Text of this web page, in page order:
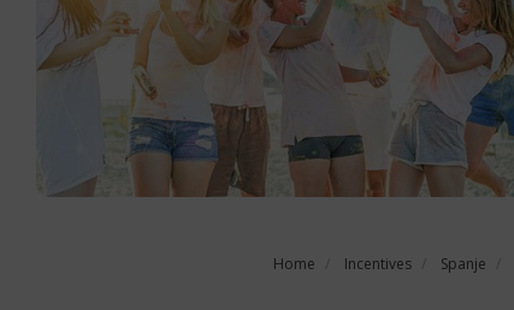
Home Incentives Spanje